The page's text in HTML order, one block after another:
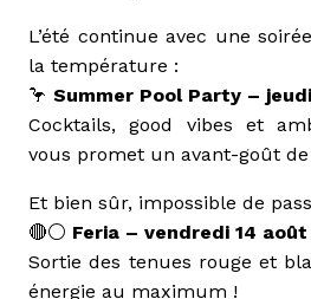
L’été continue avec une
la température :
🦩 Summer Pool Party –
Cocktails, good vibes et
vous promet un avant-goût de
Et bien sûr, impossible de
🔴⚪ Feria – vendredi 14 août
Sortie des tenues rouge et
énergie au maximum !